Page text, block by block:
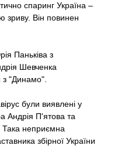
спаринг Україна –
зриву. Він повинен
Паньківа з
Шевченка
з "Динамо".
були виявлені у
Андрія П'ятова та
Така неприємна
збірної України